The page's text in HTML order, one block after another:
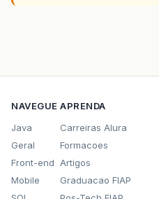
NAVEGUE
Java
Geral
Front-end
Mobile
APRENDA
Carreiras Alura
Formacoes
Artigos
Graduacao FIAP